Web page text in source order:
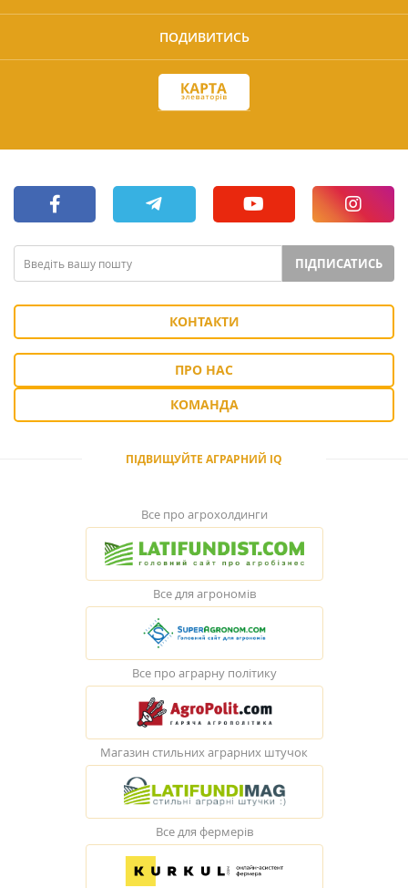
ПОДИВИТИСЬ
ПІДПИСАТИСЬ
КОНТАКТИ
ПРО НАС
КОМАНДА
ПІДВИЩУЙТЕ АГРАРНИЙ IQ
Все про агрохолдинги
Все для агрономів
Все про аграрну політику
Магазин стильних аграрних штучок
Все для фермерів